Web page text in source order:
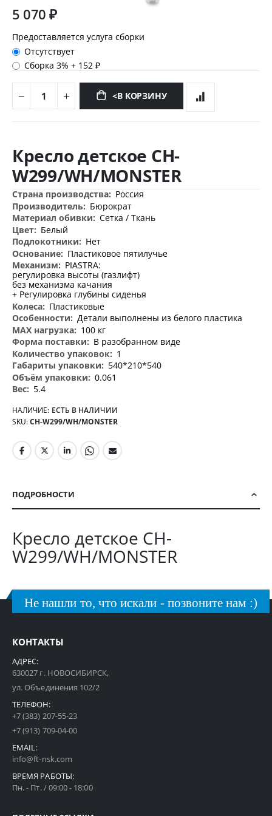
5 070 ₽
Предоставляется услуга сборки
Отсутствует
Сборка 3%+ 152 ₽
<В КОРЗИНУ
к
началу
галереи
изображений
Кресло детское CH-
W299/WH/MONSTER
Дополнительная
информация
Россия
Бюрократ
Сетка / Ткань
Белый
Нет
Пластиковое пятилучье
PIASTRA:
регулировка высоты (газлифт)
без механизма качания
+ Регулировка глубины сиденья
Пластиковые
Детали выполнены из белого пластика
100 кг
В разобранном виде
1
540*210*540
0.061
5.4
НАЛИЧИЕ: ЕСТЬ В НАЛИЧИИ
SKU CH-W299/WH/MONSTER
ПОДРОБНОСТИ
Кресло детское CH-
W299/WH/MONSTER
Не нашли то, что искали - позвоните нам :)
КОНТАКТЫ
АДРЕС:
630027 г. НОВОСИБИРСК,
ул. Объединения 102/2
ТЕЛЕФОН:
+7 (383) 207-55-23
+7 (913) 709-04-00
EMAIL:
info@ft-nsk.com
ВРЕМЯ РАБОТЫ:
Пн. - Пт. / 09:00 - 18:00